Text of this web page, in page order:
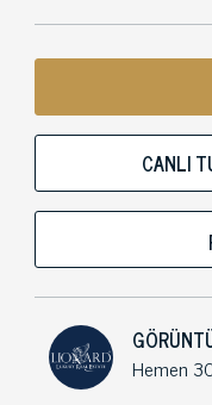
CANLI
Hemen